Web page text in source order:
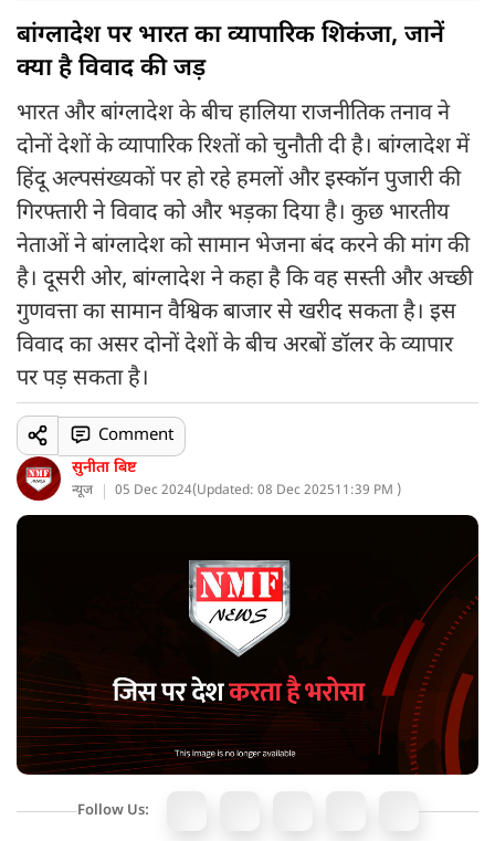
बांग्लादेश पर भारत का व्यापारिक शिकंजा, जानें
क्या है विवाद की जड़
भारत और बांग्लादेश के बीच हालिया राजनीतिक तनाव ने
दोनों देशों के व्यापारिक रिश्तों को चुनौती दी है। बांग्लादेश में
हिंदू अल्पसंख्यकों पर हो रहे हमलों और इस्कॉन पुजारी की
गिरफ्तारी ने विवाद को और भड़का दिया है। कुछ भारतीय
नेताओं ने बांग्लादेश को सामान भेजना बंद करने की मांग की
है। दूसरी ओर, बांग्लादेश ने कहा है कि वह सस्ती और अच्छी
गुणवत्ता का सामान वैश्विक बाजार से खरीद सकता है। इस
विवाद का असर दोनों देशों के बीच अरबों डॉलर के व्यापार
पर पड़ सकता है।
सुनीता बिष्ट
न्यूज 05 Dec 2024(Updated: 08 Dec 202511:39 PM )
Comment
Follow Us: